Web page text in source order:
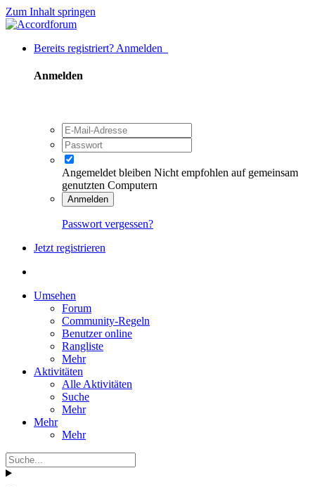
Zum Inhalt springen
Bereits registriert? Anmelden
Anmelden
Angemeldet bleiben Nicht empfohlen auf gemeinsam
genutzten Computern
Anmelden
Passwort vergessen?
Jetzt registrieren
Umsehen
Forum
Community-Regeln
Benutzer online
Rangliste
Mehr
Aktivitäten
Alle Aktivitäten
Suche
Mehr
Mehr
Mehr